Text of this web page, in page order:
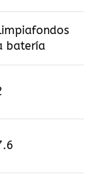
batería